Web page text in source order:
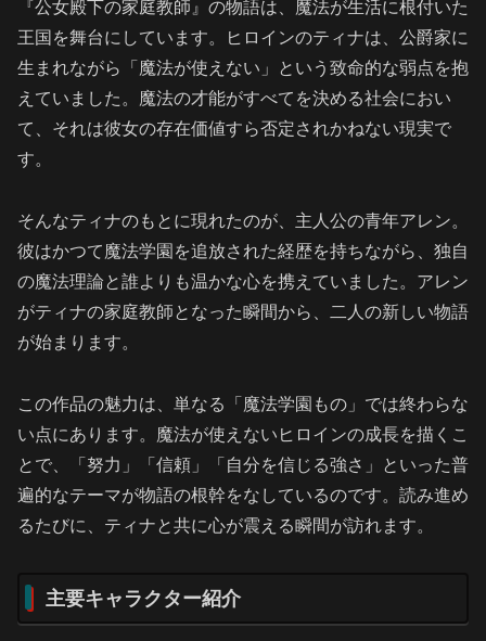
『公女殿下の家庭教師』の物語は、魔法が生活に根付いた
王国を舞台にしています。ヒロインのティナは、公爵家に
生まれながら「魔法が使えない」という致命的な弱点を抱
えていました。魔法の才能がすべてを決める社会におい
て、それは彼女の存在価値すら否定されかねない現実で
す。
そんなティナのもとに現れたのが、主人公の青年アレン。
彼はかつて魔法学園を追放された経歴を持ちながら、独自
の魔法理論と誰よりも温かな心を携えていました。アレン
がティナの家庭教師となった瞬間から、二人の新しい物語
が始まります。
この作品の魅力は、単なる「魔法学園もの」では終わらな
い点にあります。魔法が使えないヒロインの成長を描くこ
とで、「努力」「信頼」「自分を信じる強さ」といった普
遍的なテーマが物語の根幹をなしているのです。読み進め
るたびに、ティナと共に心が震える瞬間が訪れます。
主要キャラクター紹介